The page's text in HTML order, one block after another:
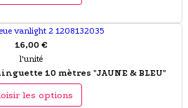
16,00 €
l'unité
10 mètres "JAUNE & BLEU"
les options